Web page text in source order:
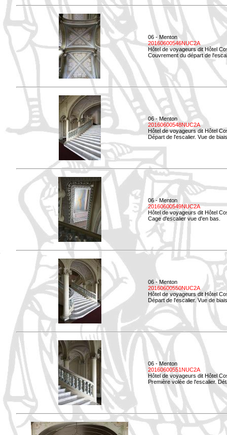
06 - Menton
20160600546NUC2A
Hôtel de voyageurs dit Hôtel
Couvrement du départ de
06 - Menton
20160600548NUC2A
Hôtel de voyageurs dit Hôtel
Départ de l'escalier. Vue de
06 - Menton
20160600549NUC2A
Hôtel de voyageurs dit Hôtel
Cage d'escalier vue d'en bas.
06 - Menton
20160600550NUC2A
Hôtel de voyageurs dit Hôtel
Départ de l'escalier. Vue de
06 - Menton
20160600551NUC2A
Hôtel de voyageurs dit Hôtel
Première volée de l'escalier.